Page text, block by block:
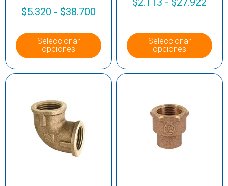
$5.320 - $38.700
Seleccionar
opciones
Seleccionar
opciones